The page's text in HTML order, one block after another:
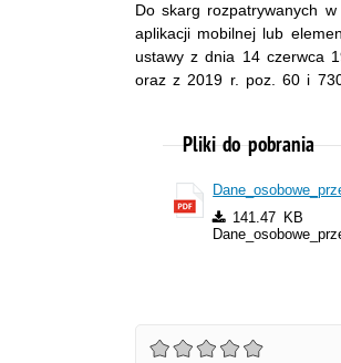
Do skarg rozpatrywanych
aplikacji mobilnej lub
ustawy z dnia 14 czerwca
oraz z 2019 r. poz. 60 i
Pliki do pobrania
141.47 KB